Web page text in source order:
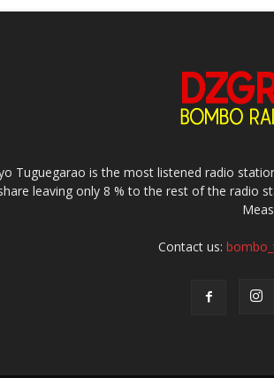
Tuguegarao is the most listened radio
leaving only 8 % to the rest of the radio
Contact us: